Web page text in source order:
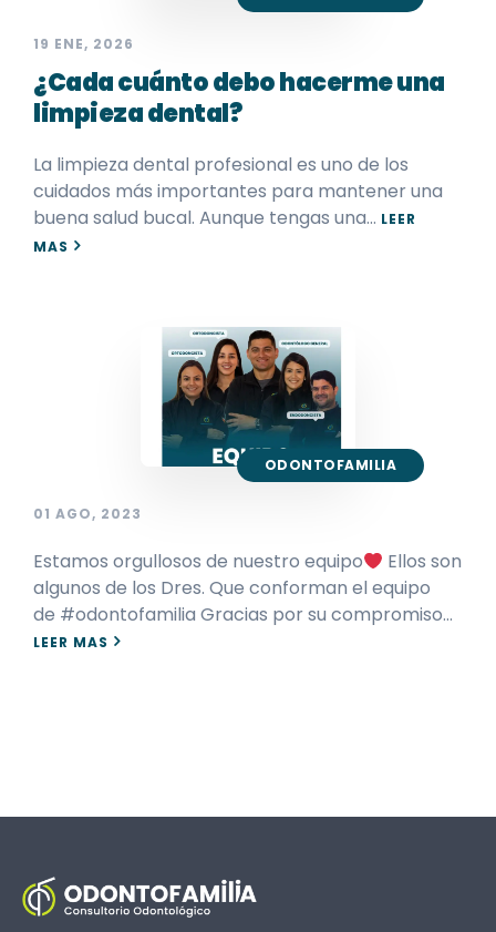
19 ENE, 2026
¿Cada cuánto debo hacerme una
limpieza dental?
La limpieza dental profesional es uno de los
cuidados más importantes para mantener una
buena salud bucal. Aunque tengas una… LEER
MAS
ODONTOFAMILIA
01 AGO, 2023
Estamos orgullosos de nuestro equipo
Ellos son
algunos de los Dres. Que conforman el equipo
de #odontofamilia Gracias por su compromiso…
LEER MAS